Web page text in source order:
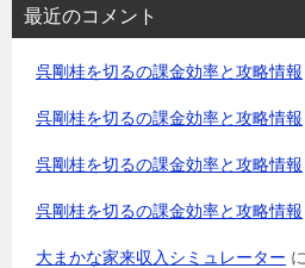
最近のコメント
呉剛桂を切るの課金効率と攻略情報
呉剛桂を切るの課金効率と攻略情報
呉剛桂を切るの課金効率と攻略情報
呉剛桂を切るの課金効率と攻略情報
大まかな家来収入シミュレーター に